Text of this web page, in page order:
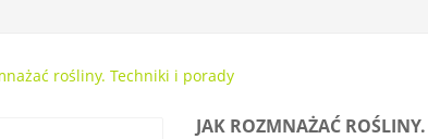
rośliny. Techniki i porady
JAK ROZMNAŻAĆ